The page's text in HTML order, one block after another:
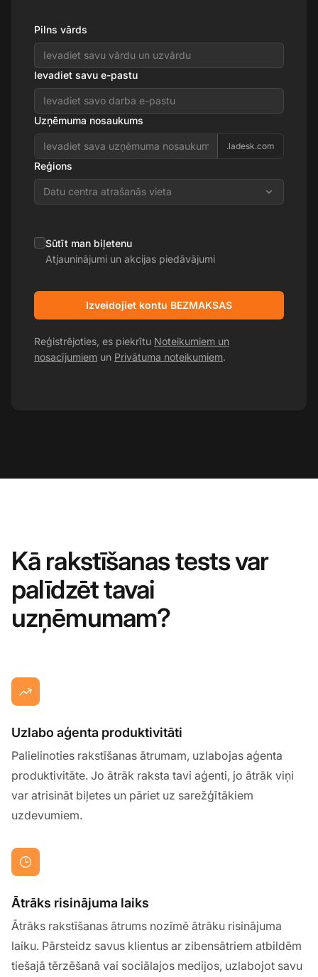
Pilns vārds
Ievadiet savu e-pastu
Uzņēmuma nosaukums
.ladesk.com
Reģions
Datu centra atrašanās vieta
Sūtīt man biļetenu
Atjauninājumi un akcijas piedāvājumi
Izveidojiet kontu BEZMAKSAS
Reģistrējoties, es piekrītu Noteikumiem un
nosacījumiem un Privātuma noteikumiem.
Kā rakstīšanas tests var
palīdzēt tavai
uzņēmumam?
Uzlabo aģenta produktivitāti
Palielinoties rakstīšanas ātrumam, uzlabojas aģenta
produktivitāte. Jo ātrāk raksta tavi aģenti, jo ātrāk viņi
var atrisināt biļetes un pāriet uz sarežģītākiem
uzdevumiem.
Ātrāks risinājuma laiks
Ātrāks rakstīšanas ātrums nozīmē ātrāku risinājuma
laiku. Pārsteidz savus klientus ar zibensātriem atbildēm
tiešajā tērzēšanā vai sociālajos medijos, uzlabojot savu